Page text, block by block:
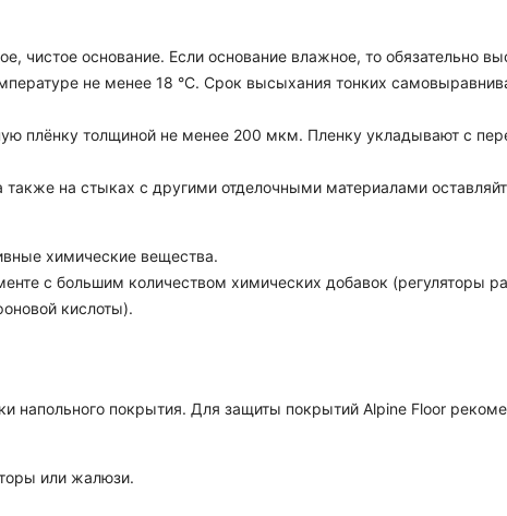
чистое основание. Если основание влажное, то обязательно
не менее 18 °C. Срок высыхания тонких
плёнку толщиной не менее 200 мкм. Пленку укладывают с
на стыках с другими отделочными материалами
химические вещества.
с большим количеством химических добавок (регуляторы
кислоты).
напольного покрытия. Для защиты покрытий Alpine Floor
или жалюзи.